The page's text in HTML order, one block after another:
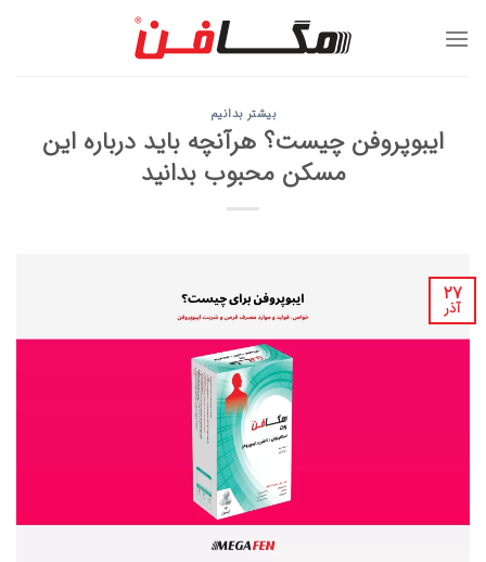
بیشتر بدانیم
ایبوپروفن چیست؟ هرآنچه باید درباره این
مسکن محبوب بدانید
۲۷
آذر